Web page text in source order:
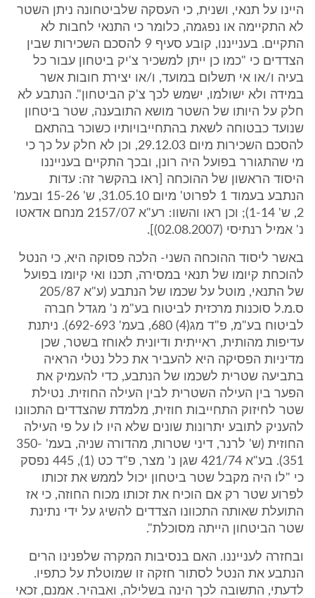
היינו על תנאי, ושנית, כי העסקה שלביטחונה ניתן השטר
לא התקיימה או נפגמה, כלומר כי התנאי לחבות לא
התקיים. בענייננו, קובע סעיף 9 להסכם השכירות שבין
הצדדים כי "כמו כן ייתן למשכיר צ'יק ביטחון עבור כל
בעיה ו/או אי תשלום במועד, ו/או יצירת חובות אשר
במידה ולא ישולמו, ישמש לכך צ'ק הביטחון". הנתבע לא
חלק על היותו של השטר מושא התובענה, שטר ביטחון
שנועד כבטוחה לשאת בהתחייבויותיו כשוכר בהתאם
להסכם השכירות מיום 29.12.03, וכן לא חלק על כך כי
מי שהתגורר בפועל היה רונן, ובכך התקיים בענייננו
היסוד הראשון של ההוכחה [ראו בהקשר זה: עדות
הנתבע בעמוד 1 לפרוט' מיום 31.05.10, ש' 15-26 ובעמ'
2, ש' 1-14); וכן ראו והשוו: רע"א 2157/07 מנחם אדאטו
נ' אמיל רנתיסי (02.08.2007)].
באשר ליסוד ההוכחה השני- הלכה פסוקה היא, כי הנטל
להוכחת קיומו של תנאי במסירה, תכנו ואי קיומו בפועל
של התנאי, מוטל על שכמו של הנתבע (ע"א 205/87
ס.מ.ל סוכנות מרכזית לביטוח בע"מ נ' מגדל חברה
לביטוח בע"מ, פ"ד מג(4) 680, בעמ' 692-693). ניתנת
עדיפות מהותית, ראייתית ודיונית לאוחז בשטר, שכן
מדיניות הפסיקה היא להעביר את כלל נטלי הראיה
בתביעה שטרית לשכמו של הנתבע, כדי להעמיק את
הפער בין העילה השטרית לבין העילה החוזית. נטילת
שטר לחיזוק התחייבות חוזית, מלמדת שהצדדים התכוונו
להעניק לתובע יתרונות שונים שלא היו לו על פי העילה
החוזית (ש' לרנר, דיני שטרות, מהדורה שניה, בעמ' 350-
351). בע"א 421/74 שגן נ' מצר, פ"ד כט (1), 445 נפסק
כי "לו היה מקבל שטר ביטחון יכול לממש את זכותו
לפרוע שטר רק אם הוכיח את זכותו מכוח החוזה, כי אז
התועלת שאותה התכוונו הצדדים להשיג על ידי נתינת
שטר הביטחון הייתה מסוכלת".
ובחזרה לענייננו. האם בנסיבות המקרה שלפנינו הרים
הנתבע את הנטל לסתור חזקה זו שמוטלת על כתפיו.
לדעתי, התשובה לכך הינה בשלילה, ואבהיר. אמנם, זכאי